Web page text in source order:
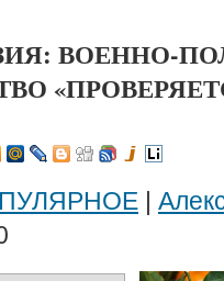
ВОЕННО-
|